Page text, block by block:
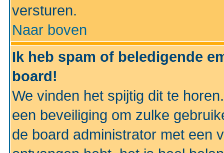
versturen.
Naar boven
Ik heb spam of beledigende
board!
We vinden het spijtig dit te
een beveiliging om zulke
de board administrator met een